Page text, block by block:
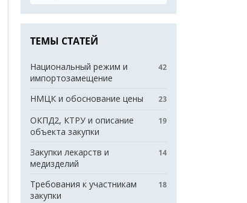
ТЕМЫ СТАТЕЙ
Национальный режим и
импортозамещение
42
НМЦК и обоснование цены 23
ОКПД2, КТРУ и описание
объекта закупки
19
Закупки лекарств и
медизделий
14
Требования к участникам
закупки
18